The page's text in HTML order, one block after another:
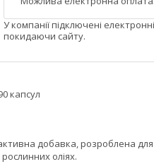
У компанії підключені
покидаючи сайту.
капсул
добавка, розроблена
оліях.